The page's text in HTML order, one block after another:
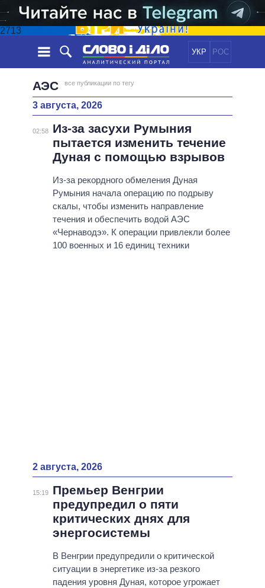
2713
УКР РОС
НОВОСТИ
ЛЕНТА
СОБЫТИЯ
СТАТЬИ
МНЕНИЯ
ОБЗОРЫ
ДАЙДЖЕСТЫ
ЭКОНОМИКА
ОБЩЕСТВО
МИР
ПОЛИТИКИ
ВСЕ ПОЛИТИКИ
ПРЕЗИДЕНТ И ОФИС
ВЕРХОВНАЯ РАДА
КАБИНЕТ МИНИСТРОВ
ГЛАВЫ ОБЛАДМИНИСТРАЦИЙ
МЭРЫ
ИНФОГРАФИКА
ПОДДЕРЖАТЬ
СРАВНЕНИЕ ПОЛИТИКОВ
АЭС все публикации по тегу
3 августа, 2026
02:58
Из-за засухи Румыния
пытается изменить течение
Дуная с помощью взрывов
Из-за рекордного обмеления Дуная
Румыния начала операцию по подрыву
скалы, чтобы изменить направление
течения и обеспечить водой АЭС
«Чернаводэ». К операции привлекли более
100 военных и 16 единиц техники
2 августа, 2026
15:19
Премьер Венгрии
предупредил о пяти
критических днях для
энергосистемы
В Венгрии предупредили о критической
ситуации в энергетике из-за резкого
падения уровня Дуная, которое угрожает